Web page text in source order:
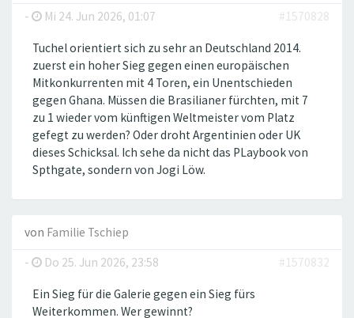
- Mi 24. Jun 2026, 01:07 #1570828
Tuchel orientiert sich zu sehr an Deutschland 2014.
zuerst ein hoher Sieg gegen einen europäischen
Mitkonkurrenten mit 4 Toren, ein Unentschieden
gegen Ghana. Müssen die Brasilianer fürchten, mit 7
zu 1 wieder vom künftigen Weltmeister vom Platz
gefegt zu werden? Oder droht Argentinien oder UK
dieses Schicksal. Ich sehe da nicht das PLaybook von
Spthgate, sondern von Jogi Löw.
von Familie Tschiep
-
Do 25. Jun 2026, 23:58 #1570832
Ein Sieg für die Galerie gegen ein Sieg fürs
Weiterkommen. Wer gewinnt?